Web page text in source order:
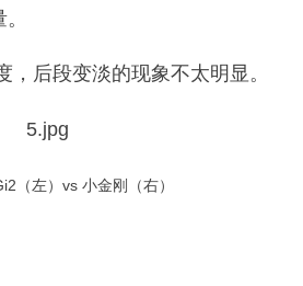
后段变淡的现象不太明显。
（左）vs 小金刚（右）